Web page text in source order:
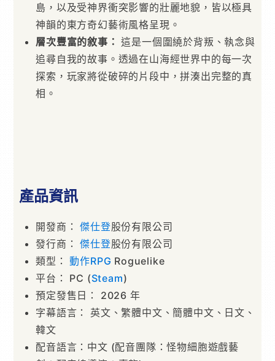
島，以及受神界衝突影響的壯麗地貌，皆以極具
神韻的東方奇幻藝術風格呈現。
層次豐富的敘事： 這是一個圍繞於背叛、執念與
追尋自我的故事。透過在山海經世界中的每一次
探索，玩家將從破碎的片段中，拼湊出完整的真
相。
產品資訊
開發商：傑仕登股份有限公司
發行商：傑仕登股份有限公司
類型：動作RPG Roguelike
平台： PC (Steam)
預定發售日： 2026 年
字幕語言： 英文、繁體中文、簡體中文、日文、
韓文
配音語言：中文 (配音團隊：怪物細胞遊戲藝